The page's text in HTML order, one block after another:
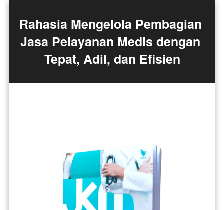
Rahasia Mengelola Pembagian
Jasa Pelayanan Medis dengan
Tepat, Adil, dan Efisien